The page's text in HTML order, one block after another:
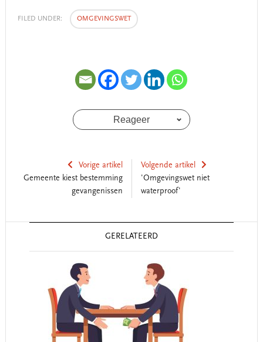
FILED UNDER: OMGEVINGSWET
Reageer
Vorige artikel
Gemeente kiest bestemming
gevangenissen
Volgende artikel
'Omgevingswet niet
waterproof'
GERELATEERD